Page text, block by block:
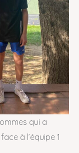
qui a
à l’équipe 1